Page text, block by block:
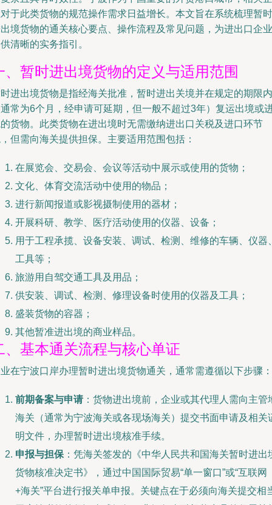
于此类货物的规范操作需求日益增长。本文旨在系统梳理暂时
境货物的通关核心要点、操作流程及常见问题，为进出口企业
清晰的实务指引。
、暂时进出境货物的定义与适用范围
进出境货物是指经海关批准，暂时进出关境并在规定的期限内
常为6个月，经申请可延期，但一般不超过3年）复运出境或
货物。此类货物在进出境时无需缴纳进出口关税及进口环节
但需向海关提供担保。主要适用范围包括：
在展览会、交易会、会议等活动中展示或使用的货物；
文化、体育交流活动中使用的物品；
进行新闻报道或影视摄制使用的器材；
开展科研、教学、医疗活动使用的仪器、设备；
用于工程承揽、设备安装、调试、检测、维修的车辆、仪器
工具等；
旅游用自驾交通工具及用品；
供安装、调试、检测、修理设备时使用的仪器及工具；
盛装货物的容器；
其他暂准进出境的商业样品。
、基本通关流程与核心单证
在宁波口岸办理暂时进出境货物通关，通常需遵循以下步骤：
前期备案与申请：货物进出境前，企业或其代理人需向主管
海关（通常为宁波海关或各现场海关）提交书面申请及相关
明文件，办理暂时进出境核准手续。
申报与担保 ：凭海关签发的《中华人民共和国海关暂时进出
货物核准决定书》，通过中国国际贸易“单一窗口”或“互联网
+海关”平台进行报关单申报。关键点在于必须向海关提交相